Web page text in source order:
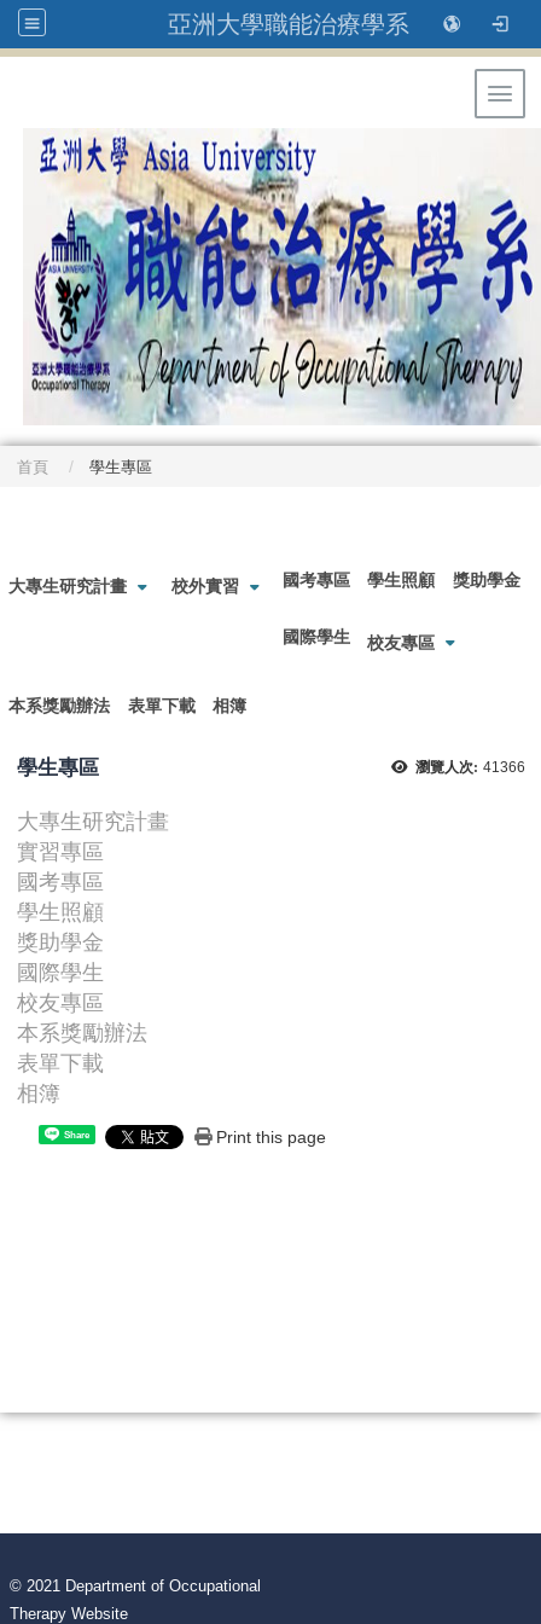
亞洲大學職能治療學系
首頁 學生專區
大專生研究計畫 校外實習 國考專區 學生照顧 獎助學金
國際學生 校友專區
本系獎勵辦法 表單下載 相簿
瀏覽人次: 41366
學生專區
大專生研究計畫
實習專區
國考專區
學生照顧
獎助學金
國際學生
校友專區
本系獎勵辦法
表單下載
相簿
Share Print this page
© 2021 Department of Occupational
Therapy Website